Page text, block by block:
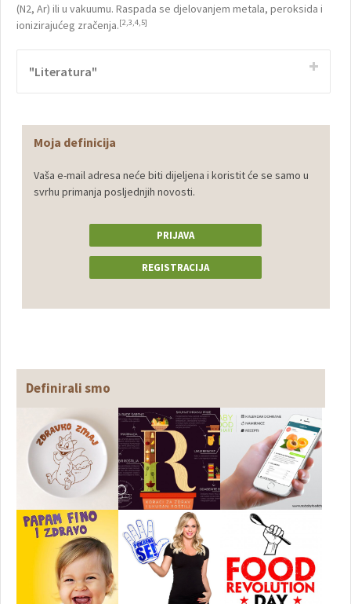
(N2, Ar) ili u vakuumu. Raspada se djelovanjem metala, peroksida i
ionizirajućeg zračenja.[2,3,4,5]
"Literatura"
Moja definicija
Vaša e-mail adresa neće biti dijeljena i koristit će se samo u
svrhu primanja posljednjih novosti.
PRIJAVA
REGISTRACIJA
Definirali smo